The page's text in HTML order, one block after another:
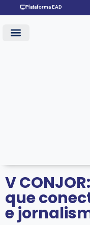
para
Plataforma EAD
V
que
e